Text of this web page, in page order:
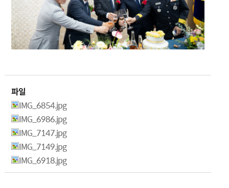
파일
IMG_6854.jpg
IMG_6986.jpg
IMG_7147.jpg
IMG_7149.jpg
IMG_6918.jpg